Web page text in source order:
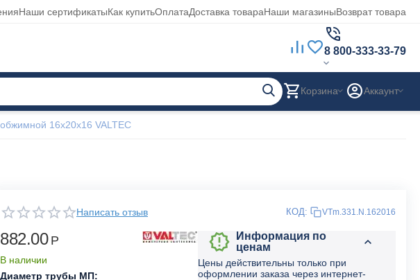
Наши сертификатыКак купитьОплатаДоставка товараНаши магазиныВозврат товара
8 800-333-33-79
Корзина Аккаунт
16x20x16 VALTEC
Написать отзыв КОД: VTm.331.N.162016
882.00 Р
В наличии
Диаметр трубы МП:
Информация по
ценам
Цены действительны только при
оформлении заказа через интернет-